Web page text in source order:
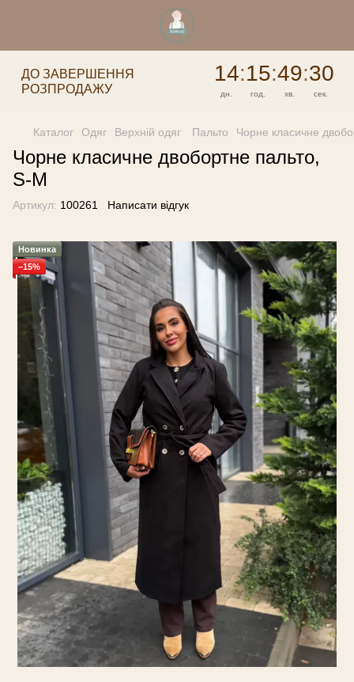
ДО ЗАВЕРШЕННЯ
РОЗПРОДАЖУ
14:15:49:30
дн. год. хв. сек.
Каталог Одяг Верхній одяг Пальто Чорне класичне
Чорне класичне двобортне пальто,
S-M
Артикул: 100261 Написати відгук
Новинка
−15%